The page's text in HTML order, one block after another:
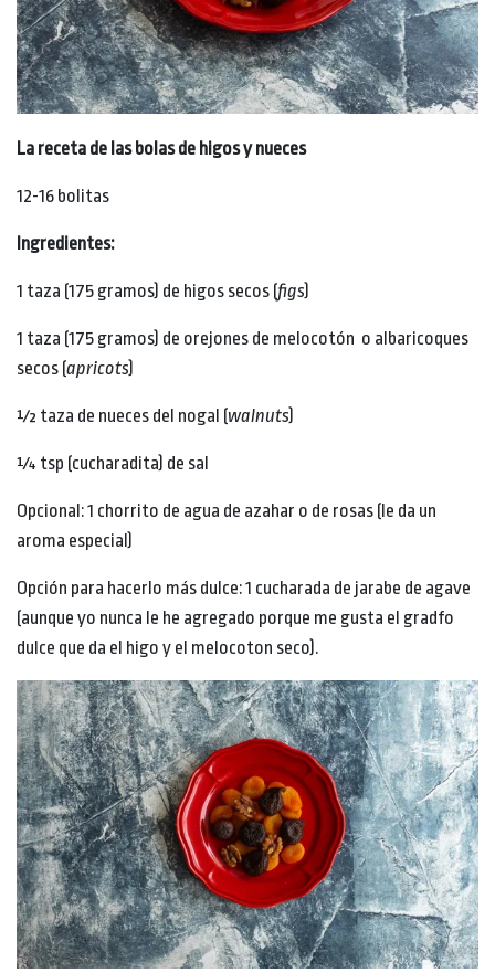
La receta de las bolas de higos y nueces
12-16 bolitas
Ingredientes:
1 taza (175 gramos) de higos secos (figs)
1 taza (175 gramos) de orejones de melocotón o albaricoques
secos (apricots)
½ taza de nueces del nogal (walnuts)
¼ tsp (cucharadita) de sal
Opcional: 1 chorrito de agua de azahar o de rosas (le da un
aroma especial)
Opción para hacerlo más dulce: 1 cucharada de jarabe de agave
(aunque yo nunca le he agregado porque me gusta el gradfo
dulce que da el higo y el melocoton seco).